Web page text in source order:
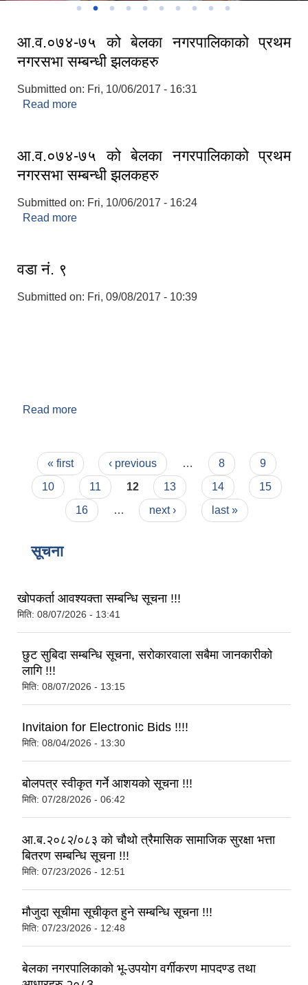
आ.व.०७४-७५ को बेलका नगरपालिकाको प्रथम
नगरसभा सम्बन्धी झलकहरु
Submitted on: Fri, 10/06/2017 - 16:31
Read more
आ.व.०७४-७५ को बेलका नगरपालिकाको प्रथम
नगरसभा सम्बन्धी झलकहरु
Submitted on: Fri, 10/06/2017 - 16:24
Read more
वडा नं. ९
Submitted on: Fri, 09/08/2017 - 10:39
Read more
Pages
« first ‹ previous … 8
9
10
11 12 13 14
15
16
… next › last »
सूचना
खोपकर्ता आवश्यक्ता सम्बन्धि सूचना !!!
मिति: 08/07/2026 - 13:41
छुट सुबिदा सम्बन्धि सूचना, सरोकारवाला सबैमा जानकारीको
लागि !!!
मिति: 08/07/2026 - 13:15
Invitaion for Electronic Bids !!!!
मिति: 08/04/2026 - 13:30
बोलपत्र स्वीकृत गर्ने आशयको सूचना !!!
मिति: 07/28/2026 - 06:42
आ.ब.२०८२/०८३ को चौथो त्रैमासिक सामाजिक सुरक्षा भत्ता
बितरण सम्बन्धि सूचना !!!
मिति: 07/23/2026 - 12:51
मौजुदा सूचीमा सूचीकृत हुने सम्बन्धि सूचना !!!
मिति: 07/23/2026 - 12:48
बेलका नगरपालिकाको भू-उपयोग वर्गीकरण मापदण्ड तथा